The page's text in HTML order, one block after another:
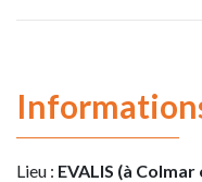
Lieu : EVALIS (à